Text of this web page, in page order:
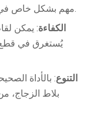
مهم بشكل خاص في المناطق المرئية مثل جدران المطابخ.
الكفاءة: يمكن
يُستغرق في قطع
التنوع: بالأداة
بلاط الزجاج،